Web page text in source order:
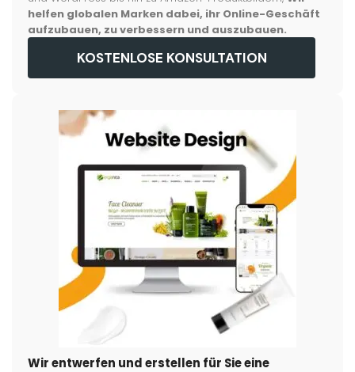
helfen globalen Marken dabei, ihr Online-Geschäft
aufzubauen, zu verbessern und auszubauen.
KOSTENLOSE KONSULTATION
Wir entwerfen und erstellen für Sie eine